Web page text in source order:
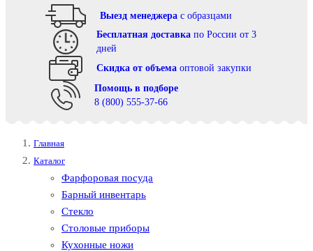
Выезд менеджера с образцами
Бесплатная доставка по России от 3
дней
Cкидка от объема оптовой закупки
Помощь в подборе
8 (800) 555-37-66
Главная
Каталог
Фарфоровая посуда
Барный инвентарь
Стекло
Столовые приборы
Кухонные ножи